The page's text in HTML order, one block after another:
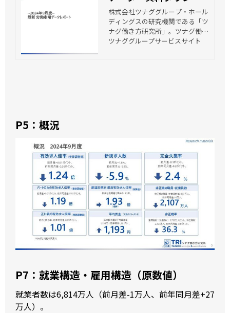
ード | ツナグ働き方研究
所
株式会社ツナググループ・ホール
ディングスの研究機関である「ツ
ナグ働き方研究所」。ツナグ働き
方研究所は、多様な働き方の実現
ツナググループサービスサイト
P5：概況
P7：就業構造・雇用構造（原数値）
就業者数は6,814万人（前月差-1万人、前年同月差+27
万人）。